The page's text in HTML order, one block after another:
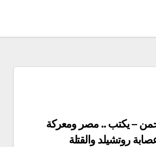
– يكتب .. مصر ومعركة
روتشيلد والقتلة